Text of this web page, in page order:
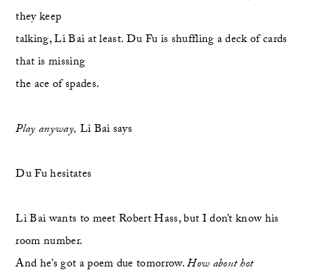
they keep
talking, Li Bai at least. Du Fu is shuffling a deck of cards
that is missing
the ace of spades.
Play anyway, Li Bai says
Du Fu hesitates
Li Bai wants to meet Robert Hass, but I don’t know his
room number.
And he’s got a poem due tomorrow. How about hot